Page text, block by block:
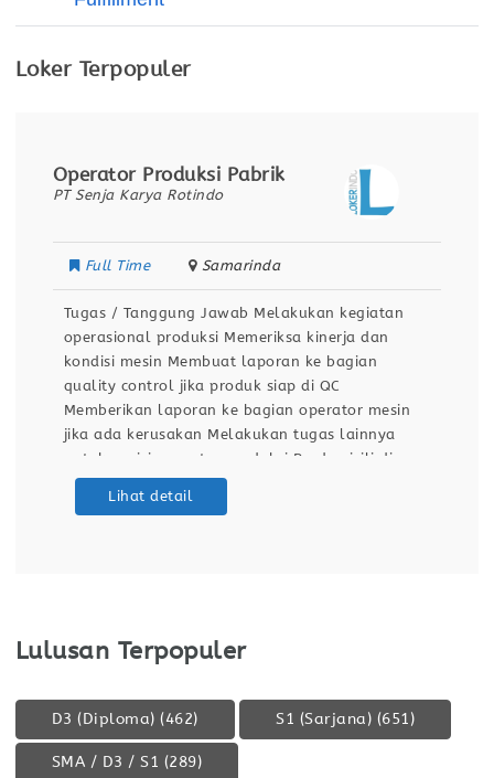
Loker Terpopuler
Operator Produksi Pabrik
PT Senja Karya Rotindo
Full Time Samarinda
Tugas / Tanggung Jawab Melakukan kegiatan
operasional produksi Memeriksa kinerja dan
kondisi mesin Membuat laporan ke bagian
quality control jika produk siap di QC
Memberikan laporan ke bagian operator mesin
jika ada kerusakan Melakukan tugas lainnya
untuk posisi operator produksi Berdomisili di
Samarinda Kualifikasi / Persyaratan Pendidikan
Lihat detail
Lulusan Terpopuler
D3 (Diploma) (462) S1 (Sarjana) (651)
SMA / D3 / S1 (289)